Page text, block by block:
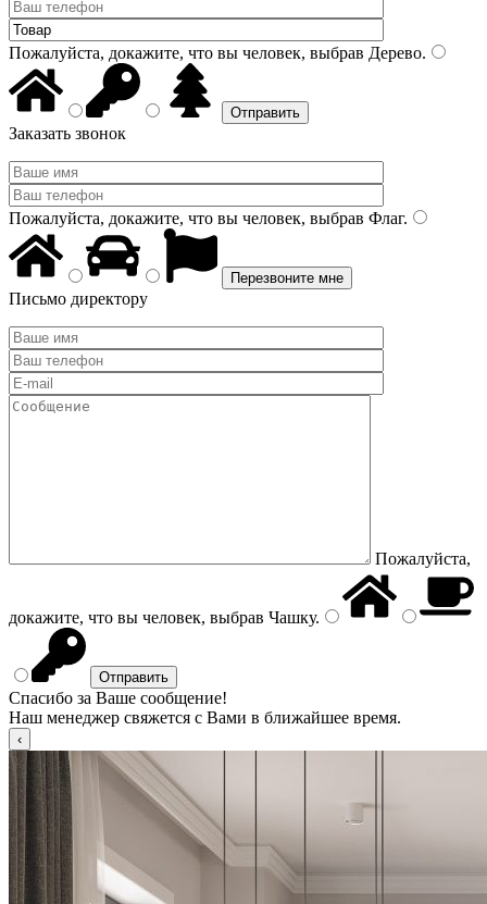
Пожалуйста, докажите, что вы человек, выбрав Дерево.
Заказать звонок
Пожалуйста, докажите, что вы человек, выбрав Флаг.
Письмо директору
Пожалуйста,
докажите, что вы человек, выбрав Чашку.
Спасибо за Ваше сообщение!
Наш менеджер свяжется с Вами в ближайшее время.